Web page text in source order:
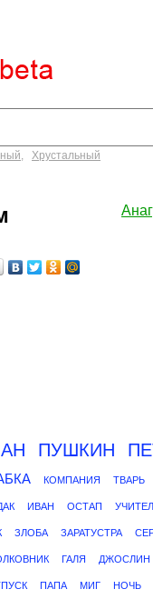
, Хрустальный
ПУШКИН
КОМПАНИЯ ТВАРЬ
ИВАН ОСТАП
ЗЛОБА ЗАРАТУСТРА
ГАЛЯ ДЖОСЛИН
ПАПА МИГ НОЧЬ